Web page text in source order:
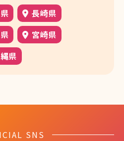
長崎県
宮崎県
県
SNS